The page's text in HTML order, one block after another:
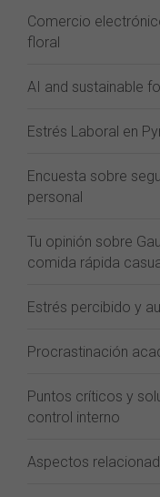
Comercio
floral
AI and sustainable
Estrés Laboral en
Encuesta sobre
personal
Tu opinión sobre
comida rápida
Estrés percibido y
Procrastinación
Puntos críticos y
control interno
Aspectos